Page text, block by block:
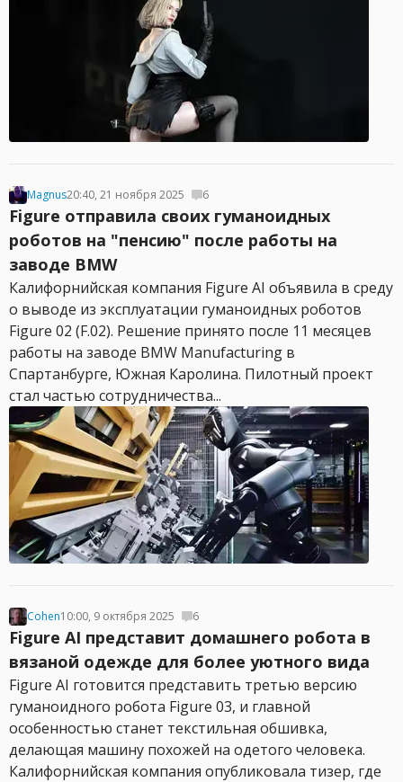
Magnus20:40, 21 ноября 2025 6
Figure отправила своих гуманоидных
роботов на "пенсию" после работы на
заводе BMW
Калифорнийская компания Figure AI объявила в среду
о выводе из эксплуатации гуманоидных роботов
Figure 02 (F.02). Решение принято после 11 месяцев
работы на заводе BMW Manufacturing в
Спартанбурге, Южная Каролина. Пилотный проект
стал частью сотрудничества...
Cohen10:00, 9 октября 2025 6
Figure AI представит домашнего робота в
вязаной одежде для более уютного вида
Figure AI готовится представить третью версию
гуманоидного робота Figure 03, и главной
особенностью станет текстильная обшивка,
делающая машину похожей на одетого человека.
Калифорнийская компания опубликовала тизер, где